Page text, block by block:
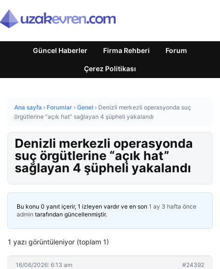
Güncel Haberler Firma Rehberi Forum
Çerez Politikası
Ana sayfa › Forumlar › Genel › Denizli merkezli operasyonda suç
örgütlerine “açık hat” sağlayan 4 şüpheli yakalandı
Denizli merkezli operasyonda
suç örgütlerine “açık hat”
sağlayan 4 şüpheli yakalandı
Bu konu 0 yanıt içerir, 1 izleyen vardır ve en son 1 ay 3 hafta önce
admin tarafından güncellenmiştir.
1 yazı görüntüleniyor (toplam 1)
16/06/2026: 6:13 am #24392